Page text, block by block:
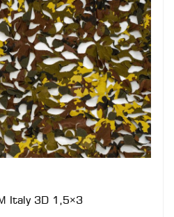
Italy 3D 1,5×3